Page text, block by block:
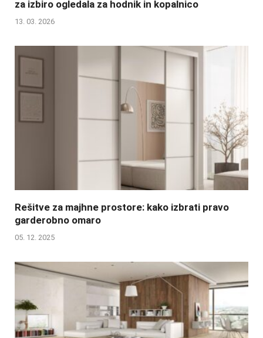
za izbiro ogledala za hodnik in kopalnico
13. 03. 2026
Rešitve za majhne prostore: kako izbrati pravo
garderobno omaro
05. 12. 2025